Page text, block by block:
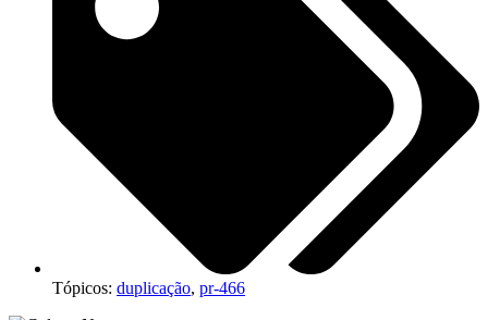
Tópicos: duplicação, pr-466